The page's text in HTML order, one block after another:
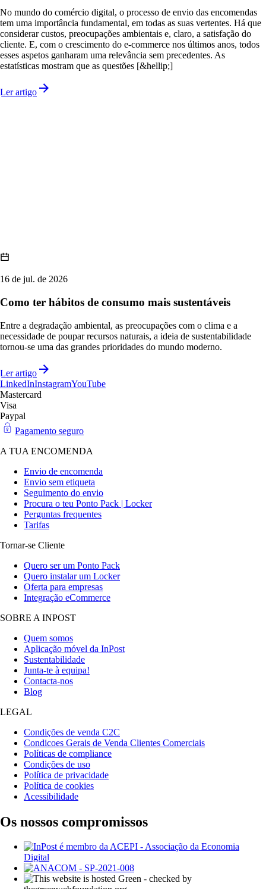
No mundo do comércio digital, o processo de envio das encomendas
tem uma importância fundamental, em todas as suas vertentes. Há que
considerar custos, preocupações ambientais e, claro, a satisfação do
cliente. E, com o crescimento do e-commerce nos últimos anos, todos
esses aspetos ganharam uma relevância sem precedentes. As
estatísticas mostram que as questões [&hellip;]
Ler artigo
16 de jul. de 2026
Como ter hábitos de consumo mais sustentáveis
Entre a degradação ambiental, as preocupações com o clima e a
necessidade de poupar recursos naturais, a ideia de sustentabilidade
tornou-se uma das grandes prioridades do mundo moderno.
Ler artigo
LinkedInInstagramYouTube
Mastercard
Visa
Paypal
Pagamento seguro
A TUA ENCOMENDA
Envio de encomenda
Envio sem etiqueta
Seguimento do envio
Procura o teu Ponto Pack | Locker
Perguntas frequentes
Tarifas
Tornar-se Cliente
Quero ser um Ponto Pack
Quero instalar um Locker
Oferta para empresas
Integração eCommerce
SOBRE A INPOST
Quem somos
Aplicação móvel da InPost
Sustentabilidade
Junta-te à equipa!
Contacta-nos
Blog
LEGAL
Condições de venda C2C
Condicoes Gerais de Venda Clientes Comerciais
Políticas de compliance
Condições de uso
Política de privacidade
Política de cookies
Acessibilidade
Os nossos compromissos